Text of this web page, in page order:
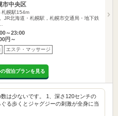
市中央区
札幌駅154m
JR北海道・札幌駅，札幌市交通局・地下鉄
～23:00
円～
エステ・マッサージ
宿泊プランを見る
は少ないです。 1、深さ120センチの
る歩くとジャグジーの刺激が全身に当